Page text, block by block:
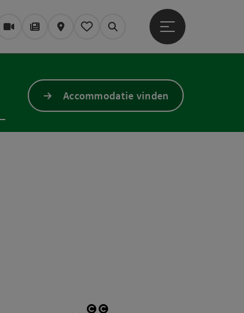
WebcamsTijdschrift/Blog
KaartMijn notitieblok
Zoek op
Startmenu openen
Accommodatie vinden